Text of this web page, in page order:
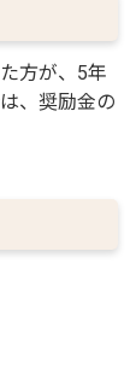
方が、5年
、奨励金の